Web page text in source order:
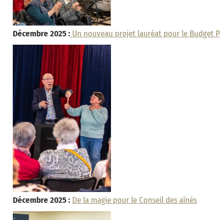
Décembre 2025 : Un nouveau projet lauréat pour le Budget
Décembre 2025 : De la magie pour le Conseil des aînés